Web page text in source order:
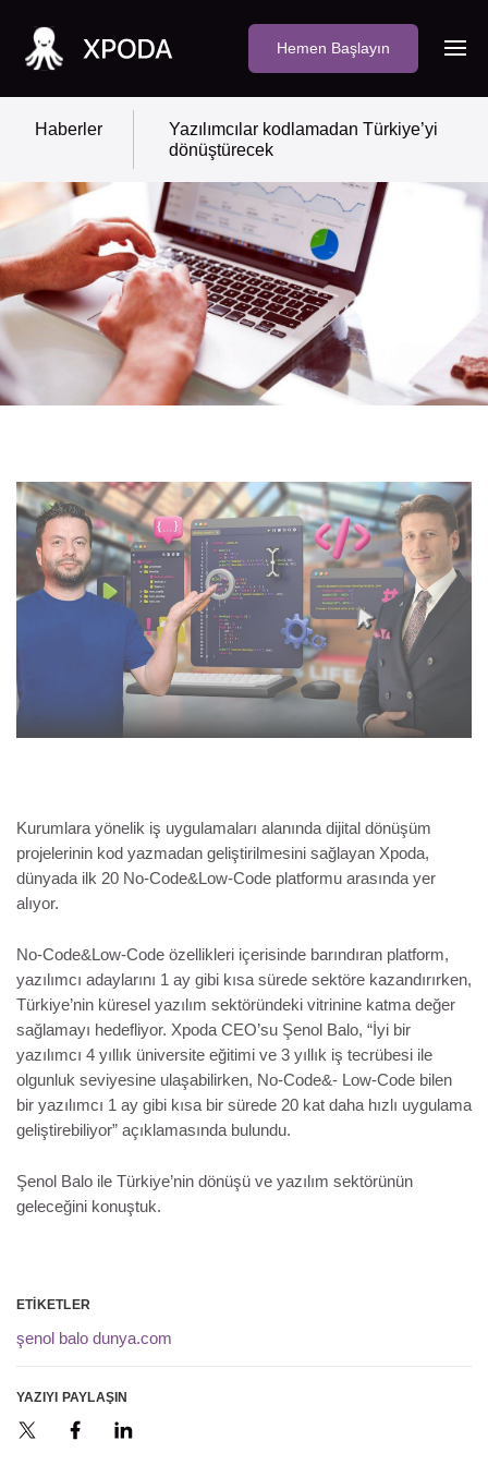
Hemen Başlayın
Haberler
Yazılımcılar kodlamadan Türkiye’yi
dönüştürecek
Kurumlara yönelik iş uygulamaları alanında dijital dönüşüm
projelerinin kod yazmadan geliştirilmesini sağlayan Xpoda,
dünyada ilk 20 No-Code&Low-Code platformu arasında yer
alıyor.
No-Code&Low-Code özellikleri içerisinde barındıran platform,
yazılımcı adaylarını 1 ay gibi kısa sürede sektöre kazandırırken,
Türkiye’nin küresel yazılım sektöründeki vitrinine katma değer
sağlamayı hedefliyor. Xpoda CEO’su Şenol Balo, “İyi bir
yazılımcı 4 yıllık üniversite eğitimi ve 3 yıllık iş tecrübesi ile
olgunluk seviyesine ulaşabilirken, No-Code&- Low-Code bilen
bir yazılımcı 1 ay gibi kısa bir sürede 20 kat daha hızlı uygulama
geliştirebiliyor” açıklamasında bulundu.
Şenol Balo ile Türkiye’nin dönüşü ve yazılım sektörünün
geleceğini konuştuk.
ETIKETLER
şenol balo dunya.com
YAZIYI PAYLAŞIN